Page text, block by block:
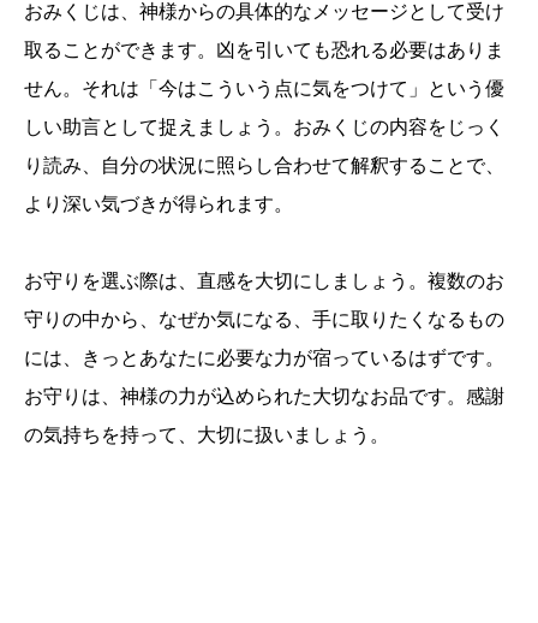
おみくじは、神様からの具体的なメッセージとして受け
取ることができます。凶を引いても恐れる必要はありま
せん。それは「今はこういう点に気をつけて」という優
しい助言として捉えましょう。おみくじの内容をじっく
り読み、自分の状況に照らし合わせて解釈することで、
より深い気づきが得られます。
お守りを選ぶ際は、直感を大切にしましょう。複数のお
守りの中から、なぜか気になる、手に取りたくなるもの
には、きっとあなたに必要な力が宿っているはずです。
お守りは、神様の力が込められた大切なお品です。感謝
の気持ちを持って、大切に扱いましょう。